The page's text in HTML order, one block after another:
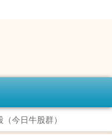
今日牛股群）